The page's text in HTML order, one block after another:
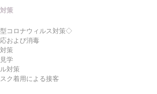
策
コロナウィルス対策◇
および消毒
策
学
対策
ク着用による接客